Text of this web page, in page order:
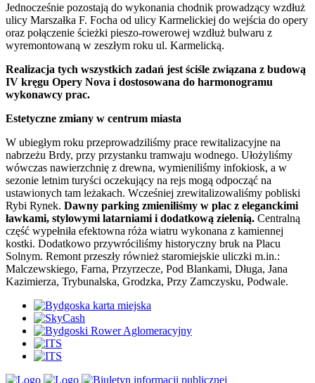
Jednocześnie pozostają do wykonania chodnik prowadzący wzdłuż
ulicy Marszałka F. Focha od ulicy Karmelickiej do wejścia do opery
oraz połączenie ścieżki pieszo-rowerowej wzdłuż bulwaru z
wyremontowaną w zeszłym roku ul. Karmelicką.
Realizacja tych wszystkich zadań jest ściśle związana z budową
IV kręgu Opery Nova i dostosowana do harmonogramu
wykonawcy prac.
Estetyczne zmiany w centrum miasta
W ubiegłym roku przeprowadziliśmy prace rewitalizacyjne na
nabrzeżu Brdy, przy przystanku tramwaju wodnego. Ułożyliśmy
wówczas nawierzchnię z drewna, wymieniliśmy infokiosk, a w
sezonie letnim turyści oczekujący na rejs mogą odpocząć na
ustawionych tam leżakach. Wcześniej zrewitalizowaliśmy pobliski
Rybi Rynek. Dawny parking zmieniliśmy w plac z eleganckimi
ławkami, stylowymi latarniami i dodatkową zielenią. Centralną
część wypełniła efektowna róża wiatru wykonana z kamiennej
kostki. Dodatkowo przywróciliśmy historyczny bruk na Placu
Solnym. Remont przeszły również staromiejskie uliczki m.in.:
Malczewskiego, Farna, Przyrzecze, Pod Blankami, Długa, Jana
Kazimierza, Trybunalska, Grodzka, Przy Zamczysku, Podwale.